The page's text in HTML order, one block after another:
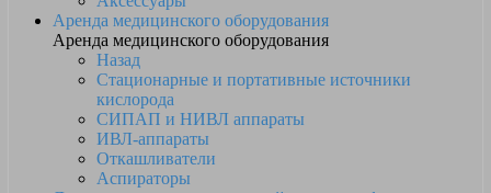
Аренда медицинского оборудования
Аренда медицинского оборудования
Назад
Стационарные и портативные источники
кислорода
СИПАП и НИВЛ аппараты
ИВЛ-аппараты
Откашливатели
Аспираторы